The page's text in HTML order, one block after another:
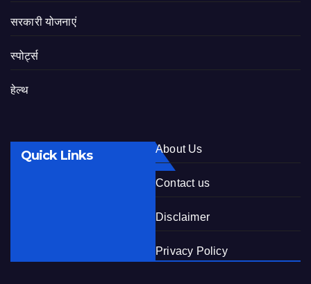
सरकारी योजनाएं
स्पोर्ट्स
हेल्थ
Quick Links About Us
Contact us
Disclaimer
Privacy Policy